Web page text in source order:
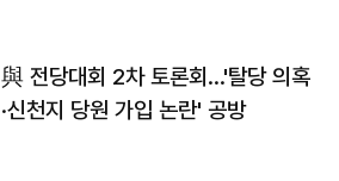
與 전당대회 2차 토론회…'탈당 의혹
·신천지 당원 가입 논란' 공방